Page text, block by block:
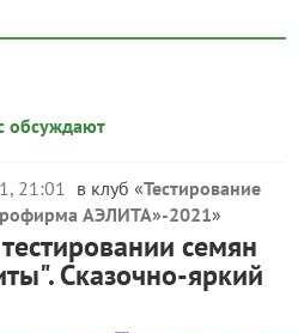
обсуждают
21:01 в клуб «Тестирование
АЭЛИТА»-2021»
семян
Сказочно-яркий